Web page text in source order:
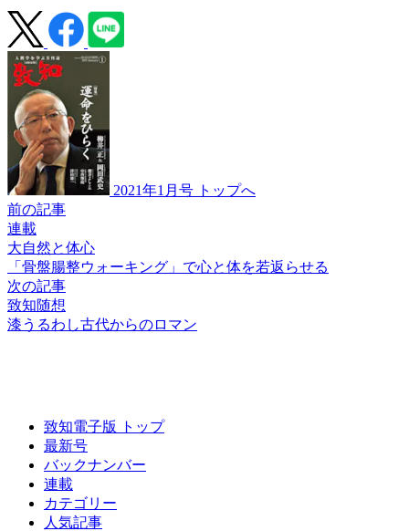
2021年1月号 トップへ
前の記事
連載
大自然と体心
「骨盤腸整ウォーキング」で心と体を若返らせる
次の記事
致知随想
漆うるわし古代からのロマン
致知電子版 トップ
最新号
バックナンバー
連載
カテゴリー
人気記事